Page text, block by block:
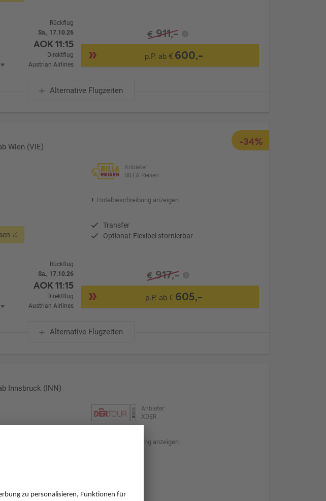
Rückflug
Sa., 17.10.26
AOK11:15
Direktflug
Austrian Airlines
€ 911,-
p.P. ab € 600,-
Alternative Flugzeiten
-34%
Wien (VIE)
Anbieter:
BILLA Reisen
Hotelbeschreibung anzeigen
Transfer
Optional: Flexibel stornierbar
Rückflug
Sa., 17.10.26
AOK11:15
Direktflug
Austrian Airlines
€ 917,-
p.P. ab € 605,-
Alternative Flugzeiten
Innsbruck (INN)
(AB1)
Anbieter:
XDER
Hotelbeschreibung anzeigen